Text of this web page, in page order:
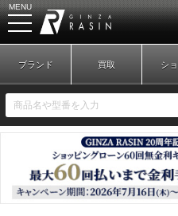
MENU
新規会員登録
ブランド 買取 シ